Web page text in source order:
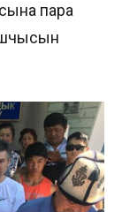
пара